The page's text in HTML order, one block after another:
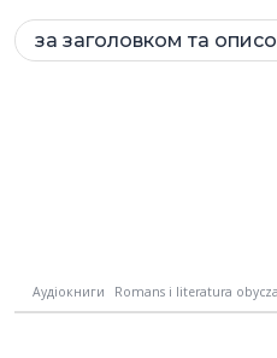
Аудіокниги Romans i literatura